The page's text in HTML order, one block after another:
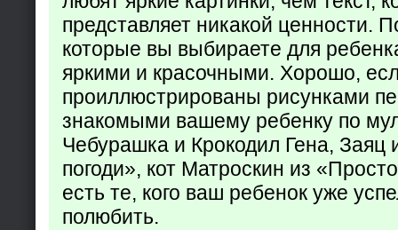
представляет никакой ценности.
которые вы выбираете для
яркими и красочными. Хорошо,
проиллюстрированы рисунками
знакомыми вашему ребенку по
Чебурашка и Крокодил Гена, Заяц
погоди», кот Матроскин из
есть те, кого ваш ребенок уже
полюбить.